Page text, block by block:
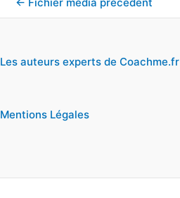
Les auteurs experts de Coachme.fr
Mentions Légales